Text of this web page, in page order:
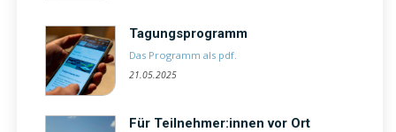
Tagungsprogramm
Das Programm als pdf.
21.05.2025
Für Teilnehmer:innen vor Ort